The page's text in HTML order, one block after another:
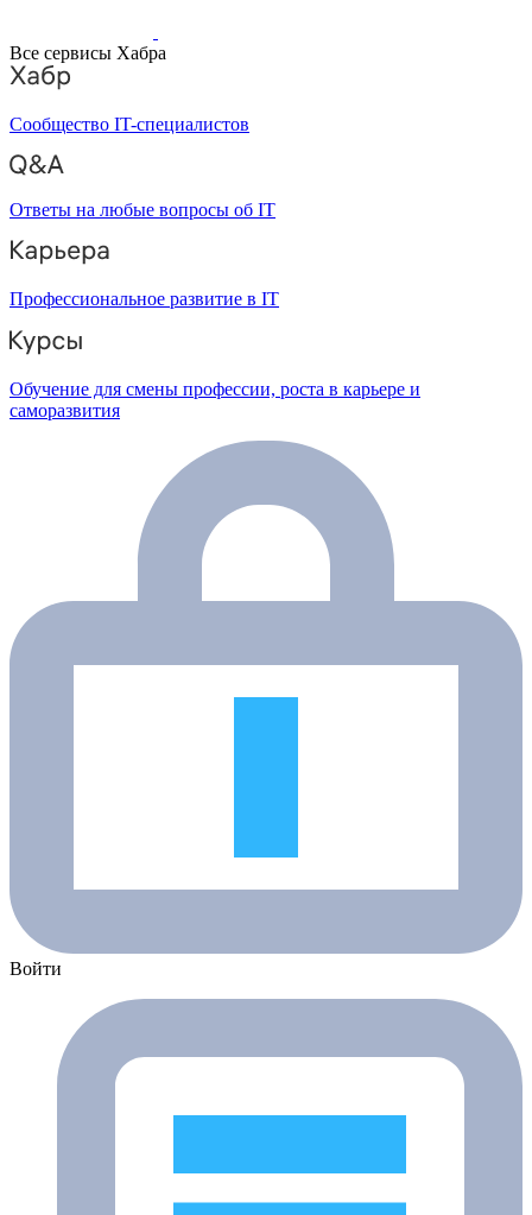
Все сервисы Хабра
Сообщество IT-специалистов
Ответы на любые вопросы об IT
Профессиональное развитие в IT
Обучение для смены профессии, роста в карьере и
саморазвития
Войти